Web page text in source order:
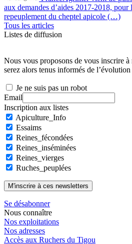
aux demandes d’aides 2017-2018, pour
repeuplement du cheptel apicole (…)
Tous les articles
Listes de diffusion
Nous vous proposons de vous inscrire
serez alors tenus informés de
Je ne suis pas un robot
Email
Inscription aux listes
Apiculture_Info
Essaims
Reines_fécondées
Reines_inséminées
Reines_vierges
Ruches_peuplées
Se désabonner
Nous connaître
Nos exploitations
Nos adresses
Accès aux Ruchers du Tigou